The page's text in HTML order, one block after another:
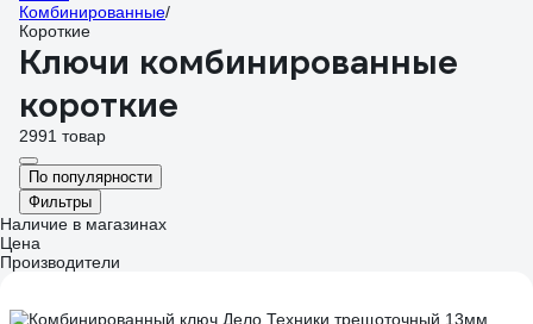
Комбинированные/
Короткие
Ключи комбинированные
короткие
2991 товар
По популярности
Фильтры
Наличие в магазинах
Цена
Производители